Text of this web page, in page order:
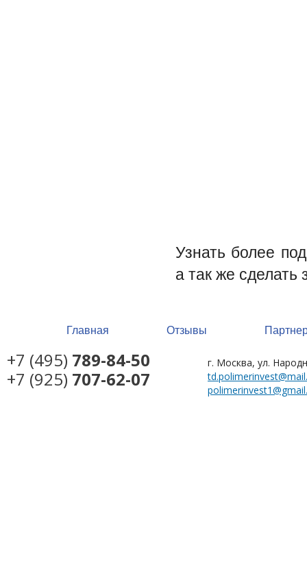
Узнать более
а так же
Главная Отзывы
г. Москва, ул.
+7 (495) 789-84-50
+7 (925) 707-62-07